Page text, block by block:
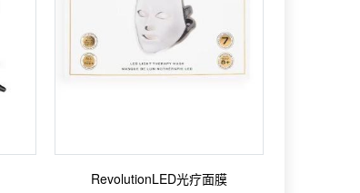
RevolutionLED光疗面膜